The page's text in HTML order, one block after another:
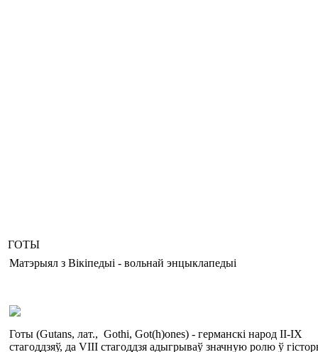
ГОТЫ
Матэрыял з Вікіпедыі - вольнай энцыклапедыі
Готы (Gutans, лат., Gothi, Got(h)ones) - германскі народ II-IX
стагоддзяў, да VIII стагоддзя адыгрываў значную ролю ў